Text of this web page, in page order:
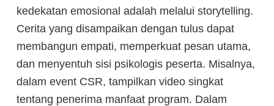
kedekatan emosional adalah melalui storytelling.
Cerita yang disampaikan dengan tulus dapat
membangun empati, memperkuat pesan utama,
dan menyentuh sisi psikologis peserta. Misalnya,
dalam event CSR, tampilkan video singkat
tentang penerima manfaat program. Dalam